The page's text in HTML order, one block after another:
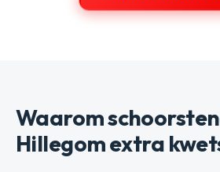
Waarom
Hillegom extra